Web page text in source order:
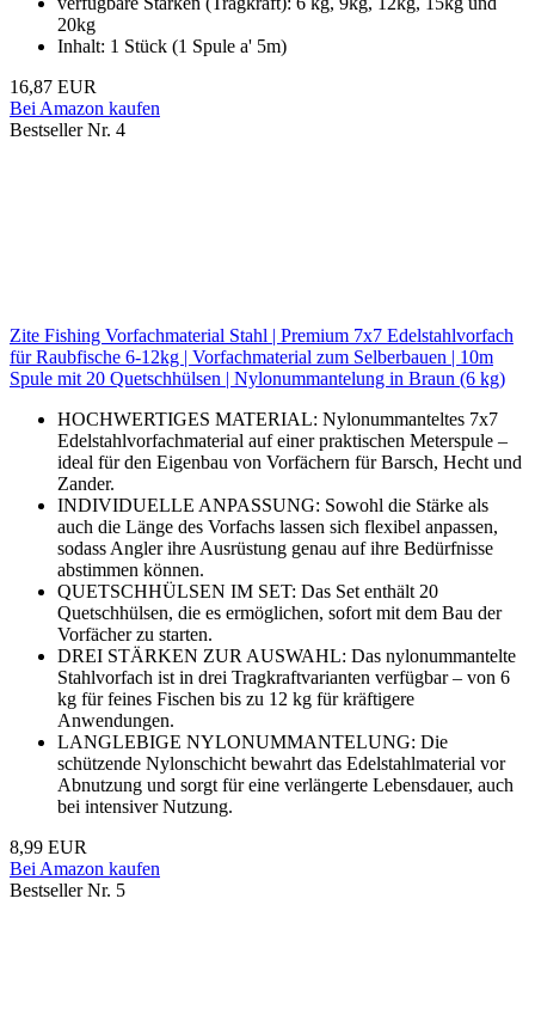
20kg
Inhalt: 1 Stück (1 Spule a' 5m)
16,87 EUR
Bei Amazon kaufen
Bestseller Nr. 4
Zite Fishing Vorfachmaterial Stahl | Premium 7x7 Edelstahlvorfach
für Raubfische 6-12kg | Vorfachmaterial zum Selberbauen | 10m
Spule mit 20 Quetschhülsen | Nylonummantelung in Braun (6 kg)
HOCHWERTIGES MATERIAL: Nylonummanteltes 7x7
Edelstahlvorfachmaterial auf einer praktischen Meterspule –
ideal für den Eigenbau von Vorfächern für Barsch, Hecht und
Zander.
INDIVIDUELLE ANPASSUNG: Sowohl die Stärke als
auch die Länge des Vorfachs lassen sich flexibel anpassen,
sodass Angler ihre Ausrüstung genau auf ihre Bedürfnisse
abstimmen können.
QUETSCHHÜLSEN IM SET: Das Set enthält 20
Quetschhülsen, die es ermöglichen, sofort mit dem Bau der
Vorfächer zu starten.
DREI STÄRKEN ZUR AUSWAHL: Das nylonummantelte
Stahlvorfach ist in drei Tragkraftvarianten verfügbar – von 6
kg für feines Fischen bis zu 12 kg für kräftigere
Anwendungen.
LANGLEBIGE NYLONUMMANTELUNG: Die
schützende Nylonschicht bewahrt das Edelstahlmaterial vor
Abnutzung und sorgt für eine verlängerte Lebensdauer, auch
bei intensiver Nutzung.
8,99 EUR
Bei Amazon kaufen
Bestseller Nr. 5